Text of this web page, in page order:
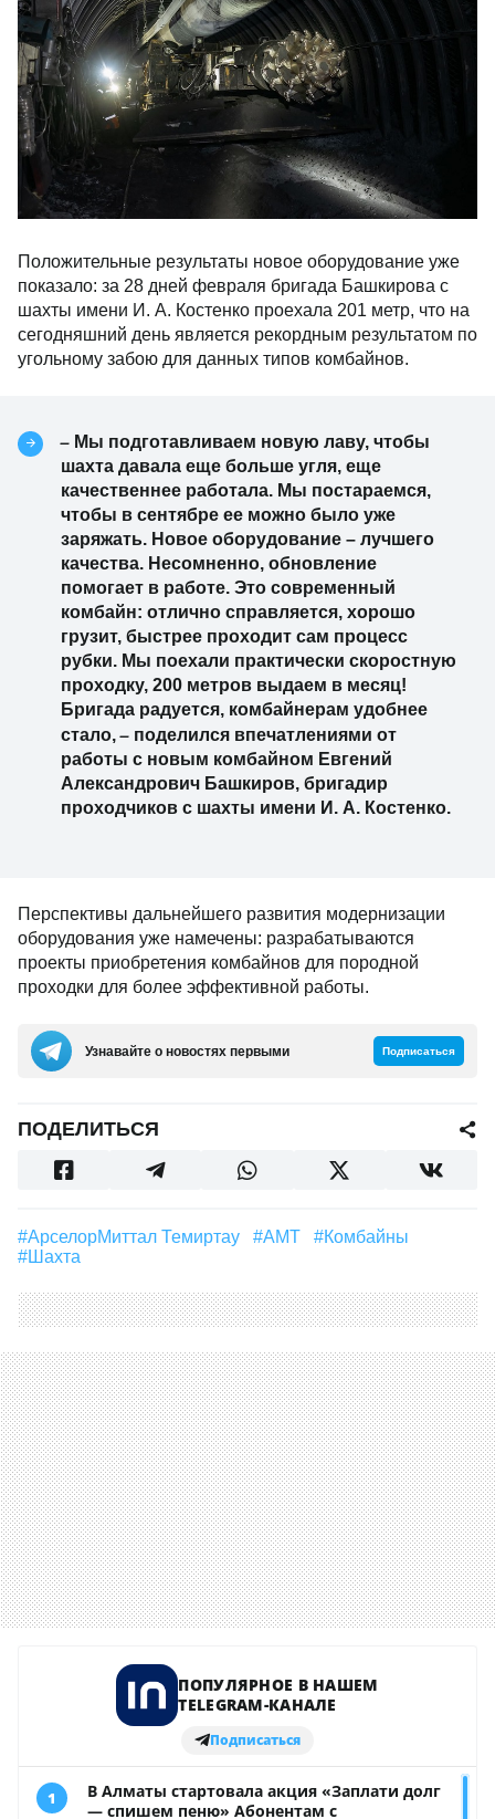
Положительные результаты новое оборудование уже
показало: за 28 дней февраля бригада Башкирова с
шахты имени И. А. Костенко проехала 201 метр, что на
сегодняшний день является рекордным результатом по
угольному забою для данных типов комбайнов.
– Мы подготавливаем новую лаву, чтобы
шахта давала еще больше угля, еще
качественнее работала. Мы постараемся,
чтобы в сентябре ее можно было уже
заряжать. Новое оборудование – лучшего
качества. Несомненно, обновление
помогает в работе. Это современный
комбайн: отлично справляется, хорошо
грузит, быстрее проходит сам процесс
рубки. Мы поехали практически скоростную
проходку, 200 метров выдаем в месяц!
Бригада радуется, комбайнерам удобнее
стало,– поделился впечатлениями от
работы с новым комбайном Евгений
Александрович Башкиров, бригадир
проходчиков с шахты имени И. А. Костенко.
Перспективы дальнейшего развития модернизации
оборудования уже намечены: разрабатываются
проекты приобретения комбайнов для породной
проходки для более эффективной работы.
Узнавайте о новостях первыми Подписаться
ПОДЕЛИТЬСЯ
#АрселорМиттал Темиртау #АМТ
#Комбайны
#шахта